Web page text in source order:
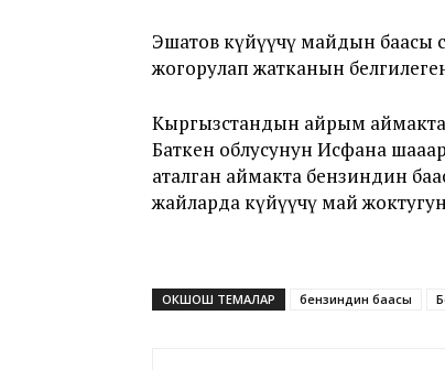
Эшатов күйүүчү майдын баасы
жогорулап жатканын
Кыргызстандын айрым
Баткен облусунун Исфана
аталган аймакта бензиндин
жайларда күйүүчү май
ОКШОШ ТЕМАЛАР бензиндин баасы